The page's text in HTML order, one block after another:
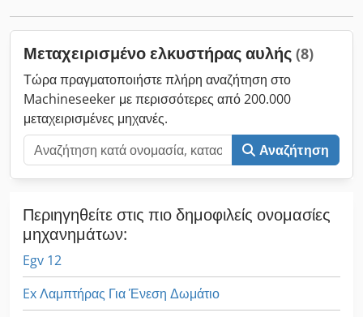
ερωτήσεις σχετικά με το όχημα ή για περισσότερες
Whatsapp Whatsapp
Μεταχειρισμένο ελκυστήρας αυλής (8)
Τώρα πραγματοποιήστε πλήρη αναζήτηση στο
Machineseeker με περισσότερες από 200.000
μεταχειρισμένες μηχανές.
Αναζήτηση
Περιηγηθείτε στις πιο δημοφιλείς ονομασίες
μηχανημάτων:
Egv 12
Ex Λαμπτήρας Για Ένεση Δωμάτιο